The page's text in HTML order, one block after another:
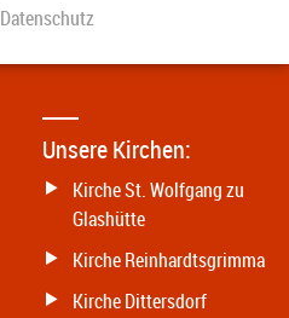
Datenschutz
Unsere Kirchen:
Kirche St. Wolfgang zu
Glashütte
Kirche Reinhardtsgrimma
Kirche Dittersdorf